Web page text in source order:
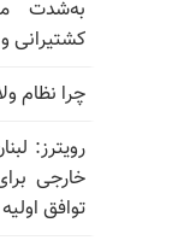
به‌شدت
کشتیرانی
چرا نظام
رویترز:
خارجی
توافق